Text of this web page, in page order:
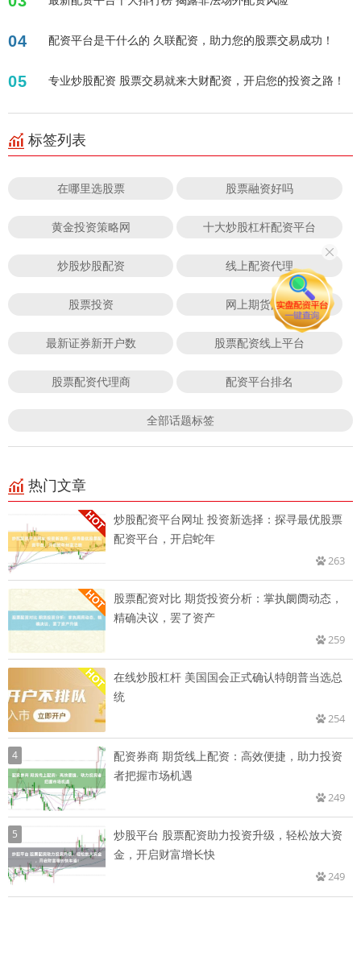
04 配资平台是干什么的 久联配资，助力您的股票交易成功！
05 专业炒股配资 股票交易就来大财配资，开启您的投资之路！
标签列表
在哪里选股票 股票融资好吗
黄金投资策略网 十大炒股杠杆配资平台
炒股炒股配资 线上配资代理
股票投资 网上期货配资
最新证券新开户数 股票配资线上平台
股票配资代理商 配资平台排名
全部话题标签
热门文章
炒股配资平台网址 投资新选择：探寻最优股票
配资平台，开启蛇年
263
股票配资对比 期货投资分析：掌执阛阓动态，
精确决议，罢了资产
259
在线炒股杠杆 美国国会正式确认特朗普当选总
统
254
4
配资券商 期货线上配资：高效便捷，助力投资
者把握市场机遇
249
5
炒股平台 股票配资助力投资升级，轻松放大资
金，开启财富增长快
249